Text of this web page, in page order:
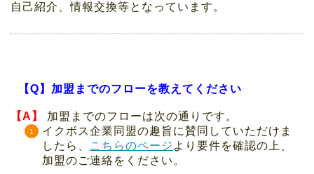
自己紹介、情報交換等となっています。
【Q】加盟までのフローを教えてください
【A】
加盟までのフローは次の通りです。
イクボス企業同盟の趣旨に賛同していただけま
したら、
こちらのページ より要件を確認の上、
加盟のご連絡をください。